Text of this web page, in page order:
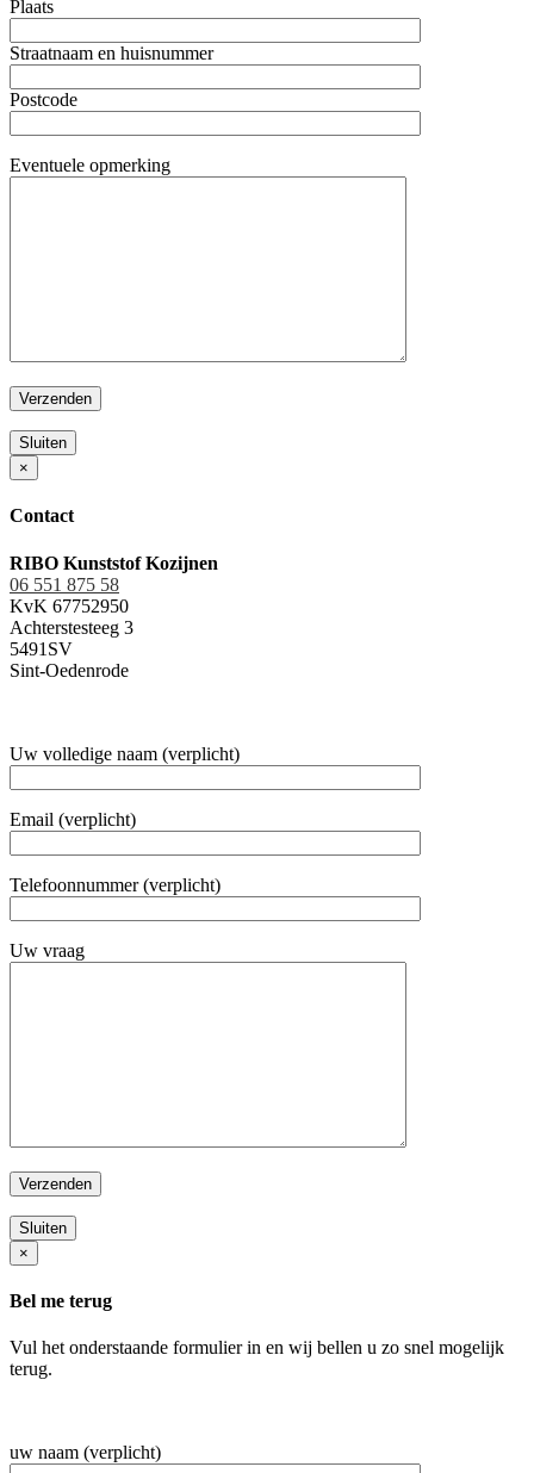
Plaats
Straatnaam en huisnummer
Postcode
Eventuele opmerking
Sluiten
×
Contact
RIBO Kunststof Kozijnen
06 551 875 58
KvK 67752950
Achterstesteeg 3
5491SV
Sint-Oedenrode
Uw volledige naam (verplicht)
Email (verplicht)
Telefoonnummer (verplicht)
Uw vraag
Sluiten
×
Bel me terug
Vul het onderstaande formulier in en wij bellen u zo snel mogelijk
terug.
uw naam (verplicht)